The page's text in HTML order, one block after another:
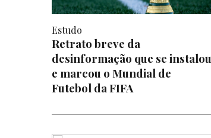
Estudo
Retrato breve da
desinformação que se instalou
e marcou o Mundial de
Futebol da FIFA